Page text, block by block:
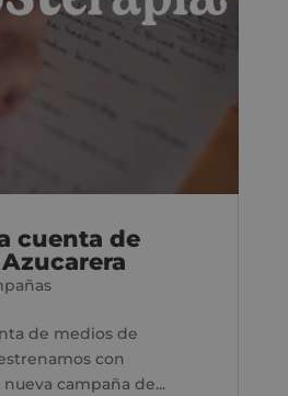
cuenta de
de medios de
con
nueva campaña de...